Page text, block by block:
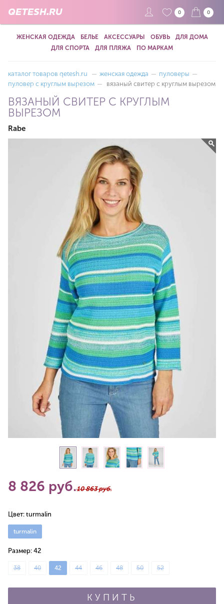
QETESH.RU 0 0
ЖЕНСКАЯ ОДЕЖДА БЕЛЬЕ АКСЕССУАРЫ ОБУВЬ
ДЛЯ ДОМА
ДЛЯ СПОРТА
ДЛЯ ПЛЯЖА ПО МАРКАМ
каталог товаров qetesh.ru — женская одежда — пуловеры —
пуловер с круглым вырезом — вязаный свитер с круглым вырезом
ВЯЗАНЫЙ СВИТЕР С КРУГЛЫМ
ВЫРЕЗОМ
Rabe
8 826 руб.10 863 руб.
Цвет: turmalin
turmalin
Размер: 42
38 40 42 44 46 48 50 52
КУПИТЬ